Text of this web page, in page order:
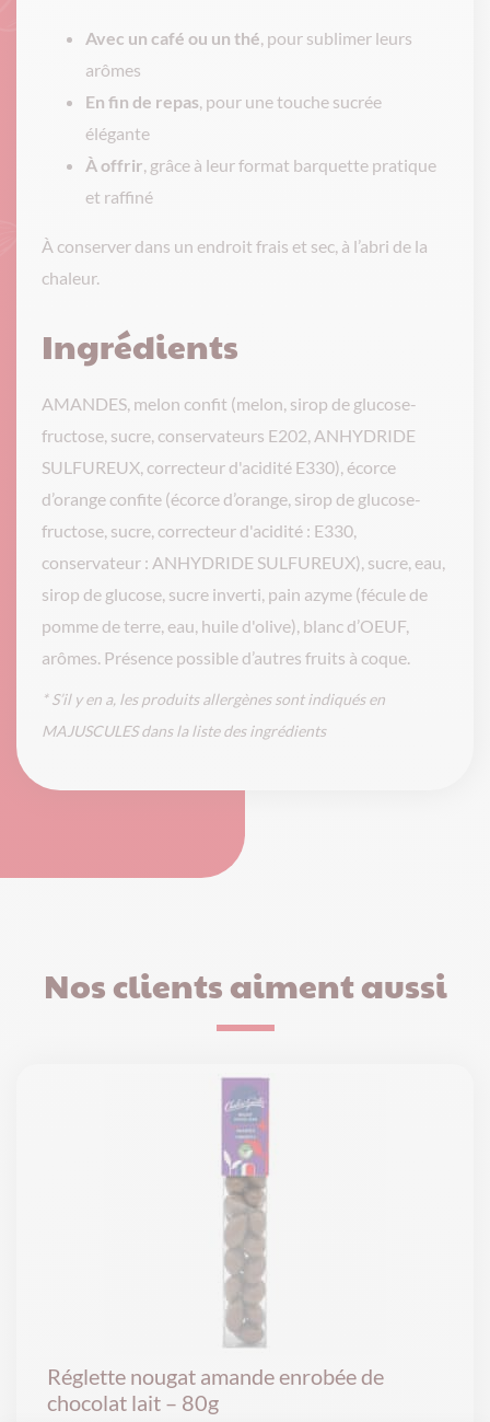
Avec un café ou un thé, pour sublimer leurs
arômes
En fin de repas, pour une touche sucrée
élégante
À offrir, grâce à leur format barquette pratique
et raffiné
À conserver dans un endroit frais et sec, à l’abri de la
chaleur.
Ingrédients
AMANDES, melon confit (melon, sirop de glucose-
fructose, sucre, conservateurs E202, ANHYDRIDE
SULFUREUX, correcteur d'acidité E330), écorce
d’orange confite (écorce d’orange, sirop de glucose-
fructose, sucre, correcteur d'acidité : E330,
conservateur : ANHYDRIDE SULFUREUX), sucre, eau,
sirop de glucose, sucre inverti, pain azyme (fécule de
pomme de terre, eau, huile d'olive), blanc d’OEUF,
arômes. Présence possible d’autres fruits à coque.
* S’il y en a, les produits allergènes sont indiqués en
MAJUSCULES dans la liste des ingrédients
Nos clients aiment aussi
Réglette nougat amande enrobée de
chocolat lait – 80g